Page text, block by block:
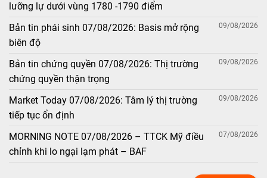
lưỡng lự dưới vùng 1780 -1790 điểm
Bản tin phái sinh 07/08/2026: Basis mở rộng
biên độ
09/08/2026
Bản tin chứng quyền 07/08/2026: Thị trường
chứng quyền thận trọng
09/08/2026
Market Today 07/08/2026: Tâm lý thị trường
tiếp tục ổn định
09/08/2026
MORNING NOTE 07/08/2026 – TTCK Mỹ điều
chỉnh khi lo ngại lạm phát – BAF
07/08/2026